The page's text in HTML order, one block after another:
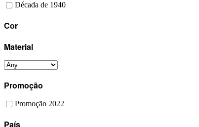
Década de 1940
Cor
Material
Promoção
Promoção 2022
País